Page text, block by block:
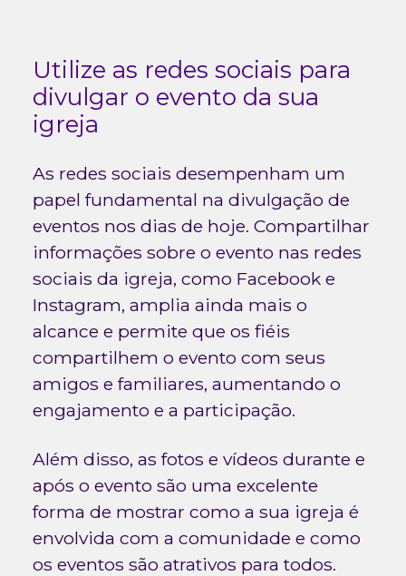
Utilize as redes sociais para
divulgar o evento da sua
igreja
As redes sociais desempenham um
papel fundamental na divulgação de
eventos nos dias de hoje. Compartilhar
informações sobre o evento nas redes
sociais da igreja, como Facebook e
Instagram, amplia ainda mais o
alcance e permite que os fiéis
compartilhem o evento com seus
amigos e familiares, aumentando o
engajamento e a participação.
Além disso, as fotos e vídeos durante e
após o evento são uma excelente
forma de mostrar como a sua igreja é
envolvida com a comunidade e como
os eventos são atrativos para todos.